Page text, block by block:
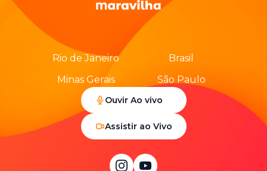
Rio de Janeiro
Brasil
Minas Gerais
São Paulo
Ouvir Ao vivo
Assistir ao Vivo